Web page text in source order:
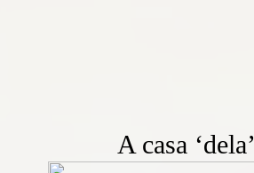
A casa ‘dela’